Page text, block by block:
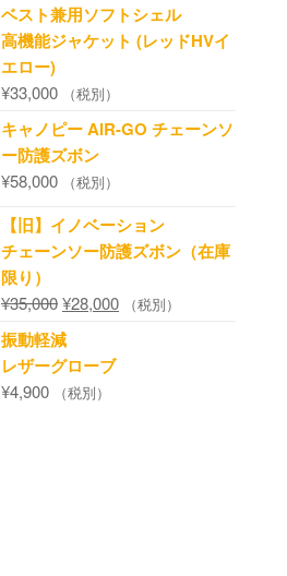
ベスト兼用ソフトシェル
高機能ジャケット (レッドHVイ
エロー)
¥33,000 （税別）
キャノピー AIR-GO チェーンソ
ー防護ズボン
¥58,000 （税別）
【旧】イノベーション
チェーンソー防護ズボン（在庫
限り）
¥35,000¥28,000 （税別）
振動軽減
レザーグローブ
¥4,900 （税別）